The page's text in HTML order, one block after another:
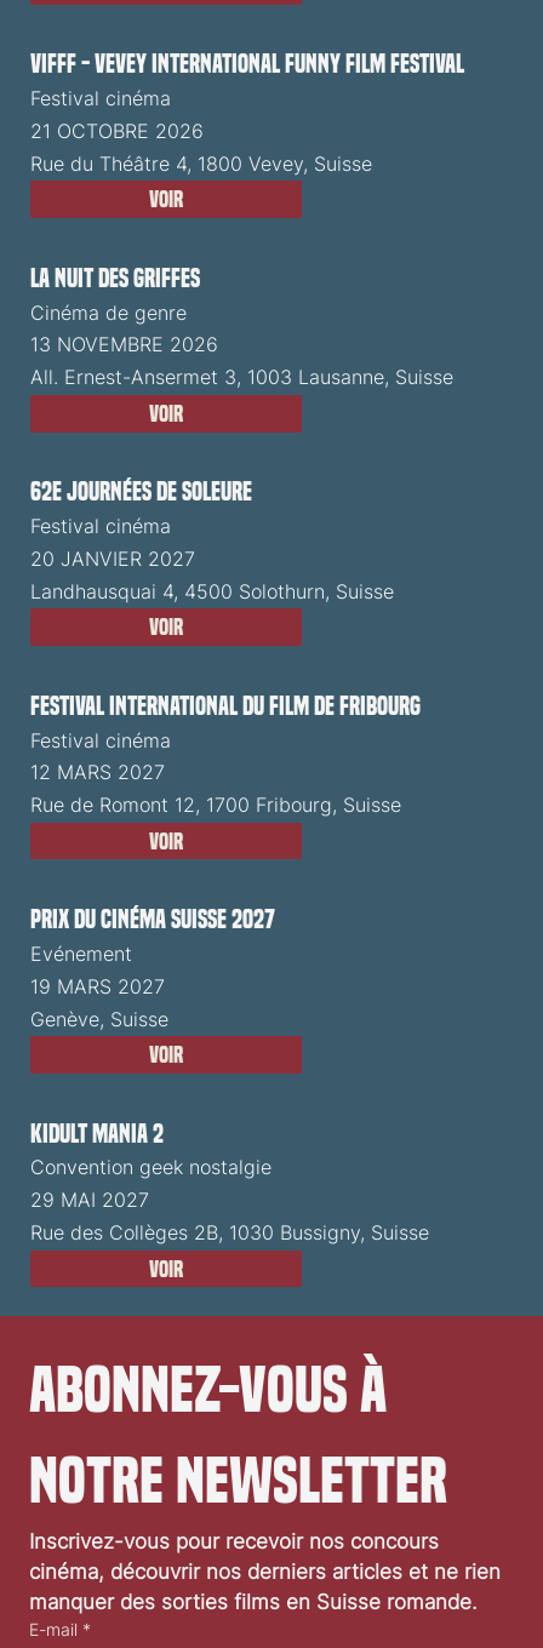
VIFFF - Vevey International Funny Film Festival
Festival cinéma
21 OCTOBRE 2026
Rue du Théâtre 4, 1800 Vevey, Suisse
Voir
La Nuit des Griffes
Cinéma de genre
13 NOVEMBRE 2026
All. Ernest-Ansermet 3, 1003 Lausanne, Suisse
Voir
62e Journées de Soleure
Festival cinéma
20 JANVIER 2027
Landhausquai 4, 4500 Solothurn, Suisse
Voir
Festival International du Film de Fribourg
Festival cinéma
12 MARS 2027
Rue de Romont 12, 1700 Fribourg, Suisse
Voir
Prix du Cinéma Suisse 2027
Evénement
19 MARS 2027
Genève, Suisse
Voir
Kidult Mania 2
Convention geek nostalgie
29 MAI 2027
Rue des Collèges 2B, 1030 Bussigny, Suisse
Voir
Abonnez-vous à
notre newsletter
Inscrivez-vous pour recevoir nos concours
cinéma, découvrir nos derniers articles et ne rien
manquer des sorties films en Suisse romande.
E-mail *